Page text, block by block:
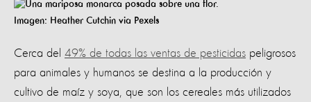
Imagen: Heather Cutchin via Pexels
Cerca del 49% de todas las ventas de pesticidas peligrosos
para animales y humanos se destina a la producción y
cultivo de maíz y soya, que son los cereales más utilizados